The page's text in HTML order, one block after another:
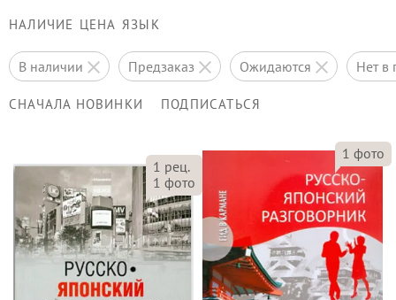
НАЛИЧИЕ ЦЕНА ЯЗЫК
в наличии предзаказ ожидаются нет
СНАЧАЛА НОВИНКИ ПОДПИСАТЬСЯ
1 рец.
1 фото
1 фото